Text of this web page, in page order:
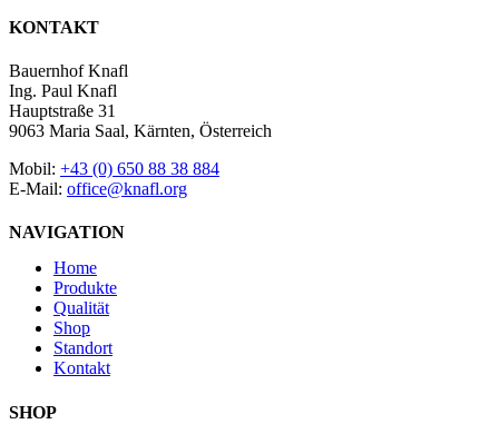
KONTAKT
Bauernhof Knafl
Ing. Paul Knafl
Hauptstraße 31
9063 Maria Saal, Kärnten, Österreich
Mobil: +43 (0) 650 88 38 884
E-Mail: office@knafl.org
NAVIGATION
Home
Produkte
Qualität
Shop
Standort
Kontakt
SHOP